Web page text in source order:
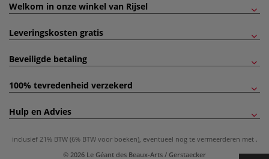
Welkom in onze winkel van Rijsel
Leveringskosten gratis
Beveiligde betaling
100% tevredenheid verzekerd
Hulp en Advies
inclusief 21% BTW (6% BTW voor boeken), eventueel nog te vermeerderen met .
© 2026 Le Géant des Beaux-Arts / Gerstaecker